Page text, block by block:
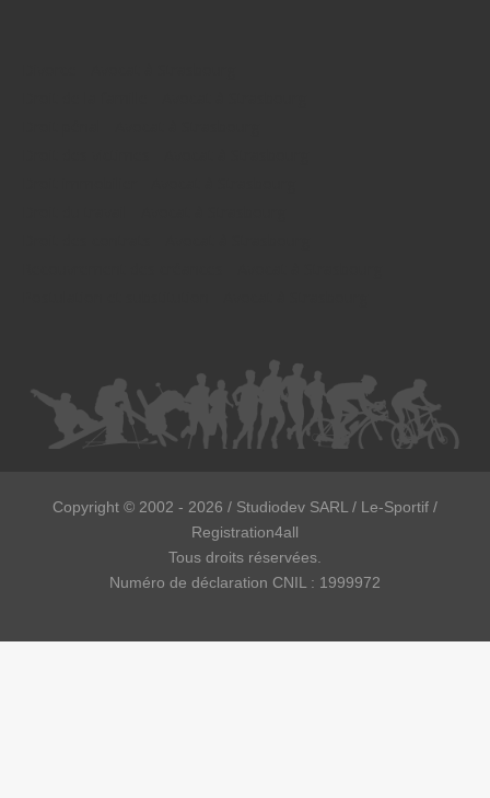
Copyright © 2002 - 2026 / Studiodev SARL / Le-Sportif /
Registration4all
Tous droits réservées.
Numéro de déclaration CNIL : 1999972